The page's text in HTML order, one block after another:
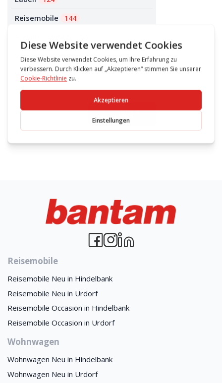
Reisemobile 144
Vermietung 29
Wohnwagen 78
Zum Blog
Reisemobile
Reisemobile Neu in Hindelbank
Reisemobile Neu in Urdorf
Reisemobile Occasion in Hindelbank
Reisemobile Occasion in Urdorf
Wohnwagen
Wohnwagen Neu in Hindelbank
Wohnwagen Neu in Urdorf